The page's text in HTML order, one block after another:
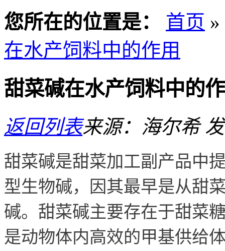
您所在的位置是： 首页 »
在水产饲料中的作用
甜菜碱在水产饲料中的
返回列表来源：海尔希
甜菜碱是甜菜加工副产品中
型生物碱，因其最早是从甜
碱。甜菜碱主要存在于甜菜
是动物体内高效的甲基供给